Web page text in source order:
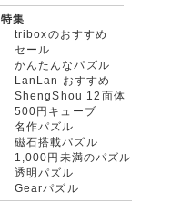
特集
triboxのおすすめ
セール
かんたんなパズル
LanLan おすすめ
ShengShou 12面体
500円キューブ
名作パズル
磁石搭載パズル
1,000円未満のパズル
透明パズル
Gearパズル